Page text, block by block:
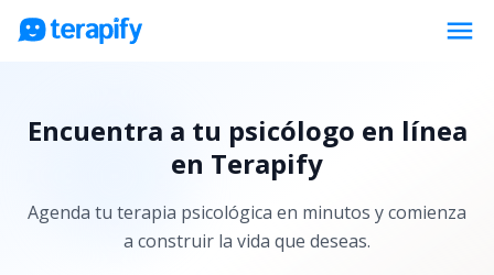
menu
Precios
Empresas
Preguntas frecuentes
Encuentra a tu psicólogo en línea
en Terapify
Agenda tu terapia psicológica en minutos y comienza
a construir la vida que deseas.